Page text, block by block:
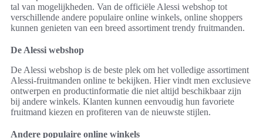
tal van mogelijkheden. Van de officiële Alessi webshop tot
verschillende andere populaire online winkels, online shoppers
kunnen genieten van een breed assortiment trendy fruitmanden.
De Alessi webshop
De Alessi webshop is de beste plek om het volledige assortiment
Alessi-fruitmanden online te bekijken. Hier vindt men exclusieve
ontwerpen en productinformatie die niet altijd beschikbaar zijn
bij andere winkels. Klanten kunnen eenvoudig hun favoriete
fruitmand kiezen en profiteren van de nieuwste stijlen.
Andere populaire online winkels